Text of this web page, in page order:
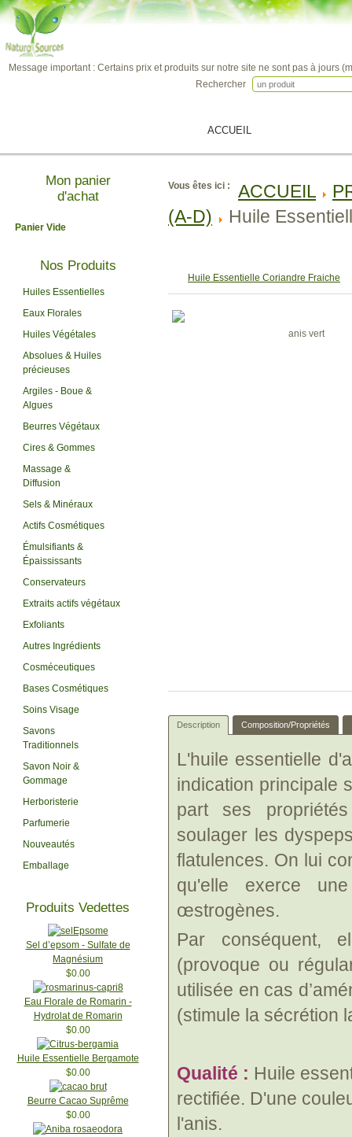
Message important : Certains prix et produits sur notre site ne sont pas à jours
Rechercher
ACCUEIL
Mon panier
d'achat
Panier Vide
Nos Produits
Huiles Essentielles
Eaux Florales
Huiles Végétales
Absolues & Huiles
précieuses
Argiles - Boue &
Algues
Beurres Végétaux
Cires & Gommes
Massage &
Diffusion
Sels & Minéraux
Actifs Cosmétiques
Émulsifiants &
Épaississants
Conservateurs
Extraits actifs végétaux
Exfoliants
Autres Ingrédients
Cosméceutiques
Bases Cosmétiques
Soins Visage
Savons
Traditionnels
Savon Noir &
Gommage
Herboristerie
Parfumerie
Nouveautés
Emballage
Produits Vedettes
Sel d’epsom - Sulfate de
Magnésium
$0.00
Eau Florale de Romarin -
Hydrolat de Romarin
$0.00
Huile Essentielle Bergamote
$0.00
Beurre Cacao Suprême
$0.00
Vous êtes ici : ACCUEIL
(A-D)
Huile
Huile Essentielle Coriandre Fraiche
anis vert
Description Composition/Propriétés
L'huile essentielle
indication principale
part ses
soulager les
flatulences. On lui
qu'elle exerce
œstrogènes.
Par conséquent,
(provoque ou
utilisée en cas
(stimule la sécrétion
Qualité : Huile
rectifiée. D'une
l'anis.